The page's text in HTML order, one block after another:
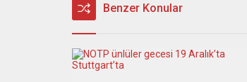
Benzer Konular